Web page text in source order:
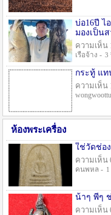
บ่อ16ปี ไ
มองเป็นส
ความเห็น
เรือจ้าง - 3
กระทู้ แ
ความเห็น
ห้องพระเครื่อง
ใช่วัดช่อ
ความเห็น
คนพหล -
น้าๆ พี่ๆ
ความเห็น